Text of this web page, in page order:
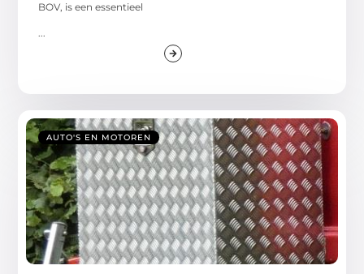
BOV, is een essentieel
...
AUTO'S EN MOTOREN